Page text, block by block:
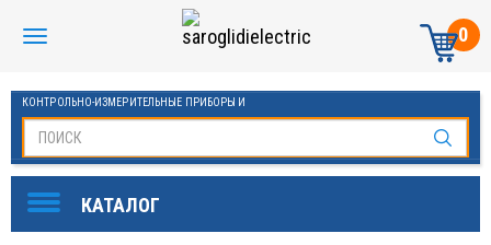
0
КОНТРОЛЬНО-ИЗМЕРИТЕЛЬНЫЕ ПРИБОРЫ И